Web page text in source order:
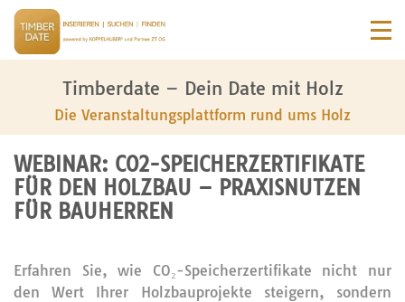
Timberdate – Dein Date mit Holz
Die Veranstaltungsplattform rund ums Holz
WEBINAR: CO2-SPEICHERZERTIFIKATE
FÜR DEN HOLZBAU – PRAXISNUTZEN
FÜR BAUHERREN
Erfahren Sie, wie CO₂-Speicherzertifikate nicht nur
den Wert Ihrer Holzbauprojekte steigern, sondern